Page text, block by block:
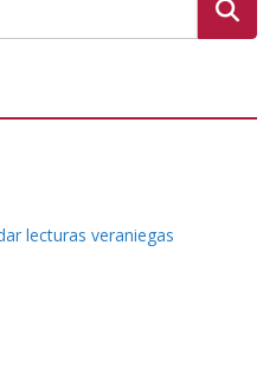
lecturas veraniegas